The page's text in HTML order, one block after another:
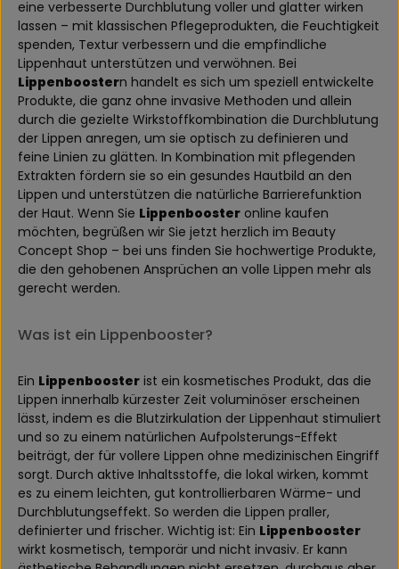
eine verbesserte Durchblutung voller und glatter wirken
lassen – mit klassischen Pflegeprodukten, die Feuchtigkeit
spenden, Textur verbessern und die empfindliche
Lippenhaut unterstützen und verwöhnen. Bei
Lippenboostern handelt es sich um speziell entwickelte
Produkte, die ganz ohne invasive Methoden und allein
durch die gezielte Wirkstoffkombination die Durchblutung
der Lippen anregen, um sie optisch zu definieren und
feine Linien zu glätten. In Kombination mit pflegenden
Extrakten fördern sie so ein gesundes Hautbild an den
Lippen und unterstützen die natürliche Barrierefunktion
der Haut. Wenn Sie Lippenbooster online kaufen
möchten, begrüßen wir Sie jetzt herzlich im Beauty
Concept Shop – bei uns finden Sie hochwertige Produkte,
die den gehobenen Ansprüchen an volle Lippen mehr als
gerecht werden.
Was ist ein Lippenbooster?
Ein Lippenbooster ist ein kosmetisches Produkt, das die
Lippen innerhalb kürzester Zeit voluminöser erscheinen
lässt, indem es die Blutzirkulation der Lippenhaut stimuliert
und so zu einem natürlichen Aufpolsterungs-Effekt
beiträgt, der für vollere Lippen ohne medizinischen Eingriff
sorgt. Durch aktive Inhaltsstoffe, die lokal wirken, kommt
es zu einem leichten, gut kontrollierbaren Wärme- und
Durchblutungseffekt. So werden die Lippen praller,
definierter und frischer. Wichtig ist: Ein Lippenbooster
wirkt kosmetisch, temporär und nicht invasiv. Er kann